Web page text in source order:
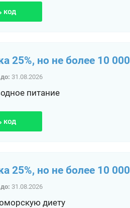
код
25%, но не более 10 000
31.08.2026
питание
код
25%, но не более 10 000
31.08.2026
диету